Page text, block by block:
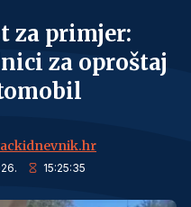
za primjer:
za oproštaj
15:25:35